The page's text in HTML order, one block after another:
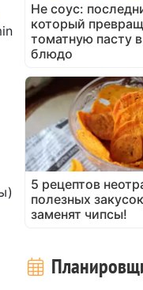
Не соус:
который
томатную пасту
блюдо
5 рецептов
полезных
заменят чипсы!